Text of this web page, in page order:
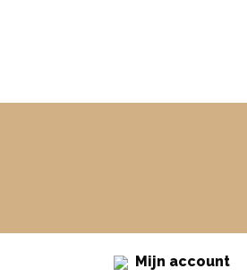
Mijn account